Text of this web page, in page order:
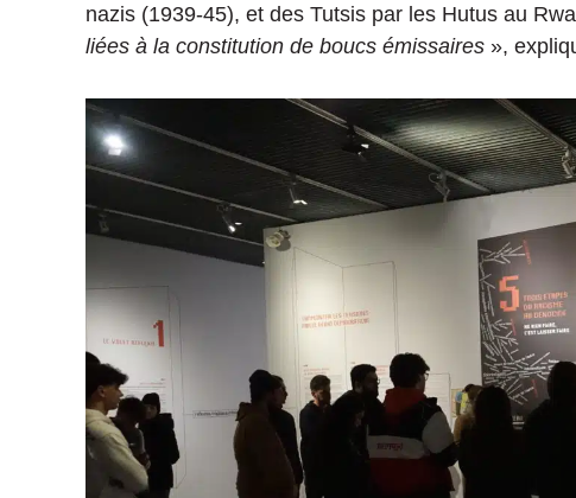
nazis (1939-45), et des Tutsis par les Hutus au
liées à la constitution de boucs émissaires »,